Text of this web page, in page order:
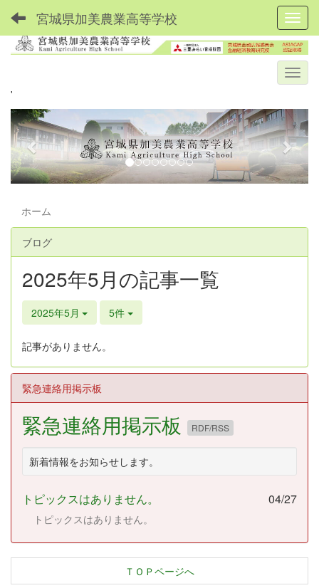
宮城県加美農業高等学校
'
p
r
e
v
o
u
s
n
e
x
t
ホーム
ブログ
2025年5月の記事一覧
2025年5月 5件
記事がありません。
緊急連絡用掲示板
緊急連絡用掲示板 RDF/RSS
新着情報をお知らせします。
トピックスはありません。 04/27
トピックスはありません。
ＴＯＰページへ